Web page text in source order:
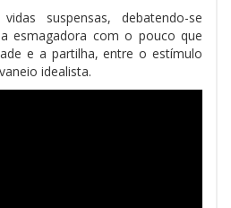
suspensas, debatendo-se
esmagadora com o pouco que
e a partilha, entre o estímulo
idealista.